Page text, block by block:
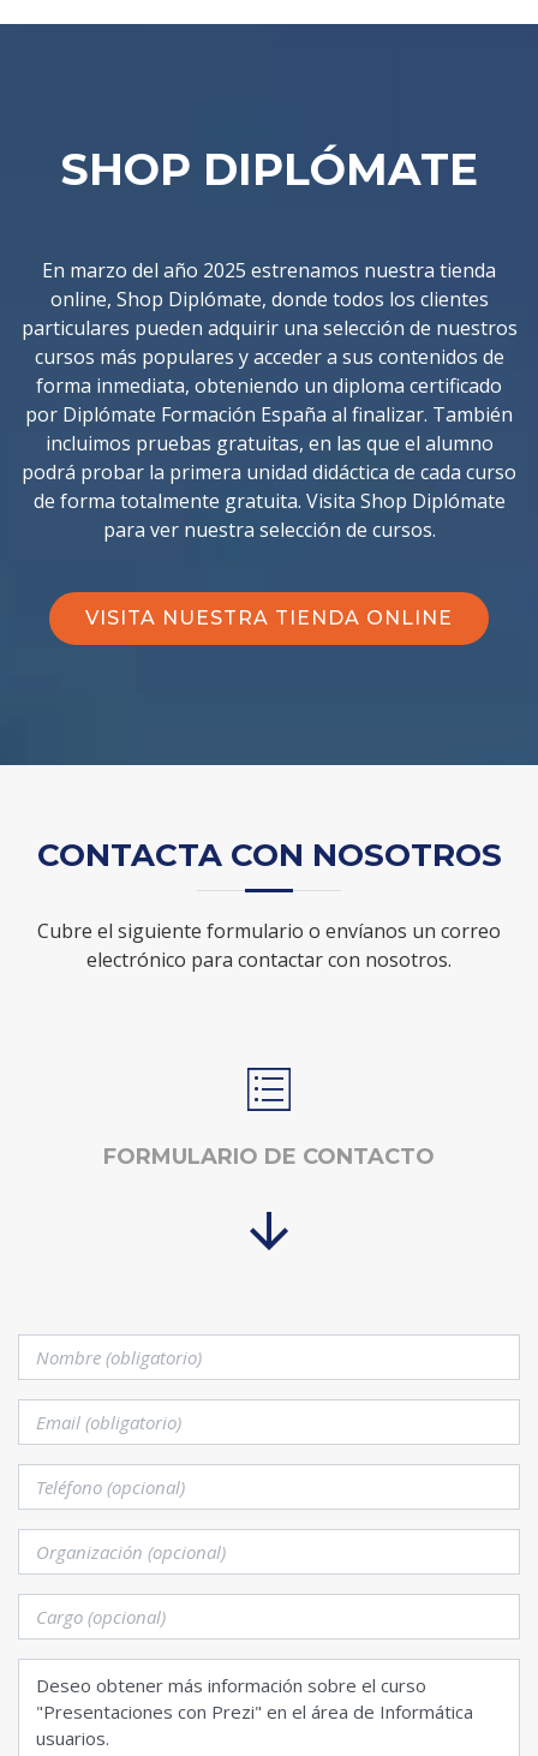
SHOP DIPLÓMATE
En marzo del año 2025 estrenamos nuestra tienda
online, Shop Diplómate, donde todos los clientes
particulares pueden adquirir una selección de nuestros
cursos más populares y acceder a sus contenidos de
forma inmediata, obteniendo un diploma certificado
por Diplómate Formación España al finalizar. También
incluimos pruebas gratuitas, en las que el alumno
podrá probar la primera unidad didáctica de cada curso
de forma totalmente gratuita. Visita Shop Diplómate
para ver nuestra selección de cursos.
VISITA NUESTRA TIENDA ONLINE
CONTACTA CON NOSOTROS
Cubre el siguiente formulario o envíanos un correo
electrónico para contactar con nosotros.
FORMULARIO DE CONTACTO